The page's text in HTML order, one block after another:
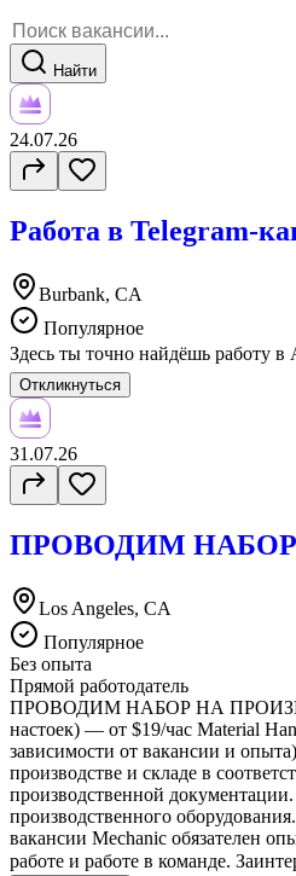
Найти
24.07.26
Работа в Telegram-
Burbank, CA
Популярное
Здесь ты точно найдёшь работу в
Откликнуться
31.07.26
ПРОВОДИМ
Los Angeles, CA
Популярное
Без опыта
Прямой работодатель
ПРОВОДИМ НАБОР НА
настоек) — от $19/час Material
зависимости от вакансии и
производстве и складе в
производственной
производственного
вакансии Mechanic обязателен
работе и работе в команде.